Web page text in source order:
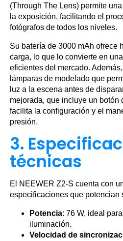
(Through The Lens) permite
la exposición, facilitando el
fotógrafos de todos los niveles.
Su batería de 3000 mAh ofrece
carga, lo que lo convierte en
eficientes del mercado.
lámparas de modelado que
luz a la escena antes de
mejorada, que incluye un botón
facilita la configuración y el
presión.
3.
técnicas
El NEEWER Z2-S cuenta con
especificaciones que potencian
Potencia: 76 W, ideal
iluminación.
Velocidad de